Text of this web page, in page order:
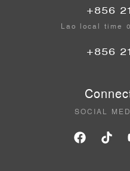
+856
Lao local time
+856
SOCIAL